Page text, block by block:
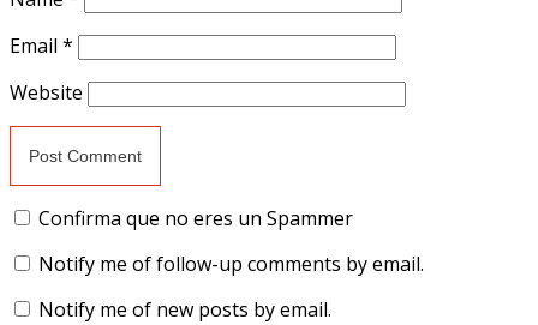
Email *
Website
Confirma que no eres un Spammer
Notify me of follow-up comments by email.
Notify me of new posts by email.